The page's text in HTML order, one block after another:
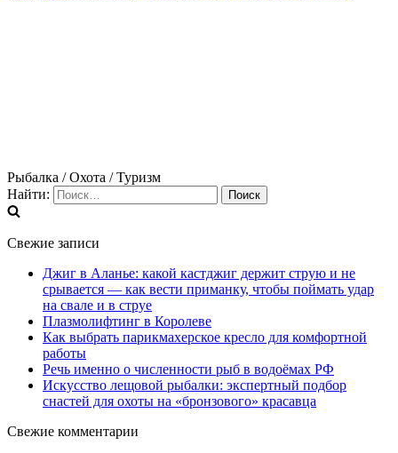
Рыбалка / Охота / Туризм
Найти:
Свежие записи
Джиг в Аланье: какой кастджиг держит струю и не
срывается — как вести приманку, чтобы поймать удар
на свале и в струе
Плазмолифтинг в Королеве
Как выбрать парикмахерское кресло для комфортной
работы
Речь именно о численности рыб в водоёмах РФ
Искусство лещовой рыбалки: экспертный подбор
снастей для охоты на «бронзового» красавца
Свежие комментарии